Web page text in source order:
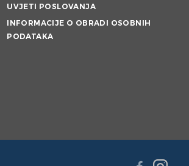
UVJETI POSLOVANJA
INFORMACIJE O OBRADI OSOBNIH
PODATAKA